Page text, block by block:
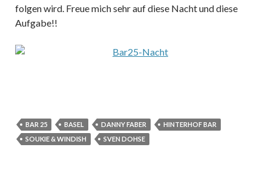
folgen wird. Freue mich sehr auf diese Nacht und diese
Aufgabe!!
BAR 25 BASEL DANNY FABER
HINTERHOF BAR
SOUKIE & WINDISH
SVEN DOHSE